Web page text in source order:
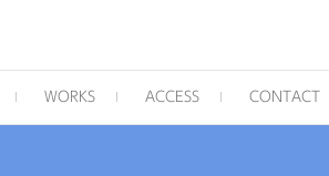
WORKS ACCESS CONTACT